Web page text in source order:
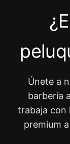
Únete a
barbería
trabaja con
premium